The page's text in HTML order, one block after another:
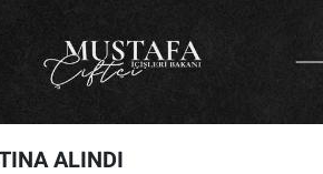
ALINDI